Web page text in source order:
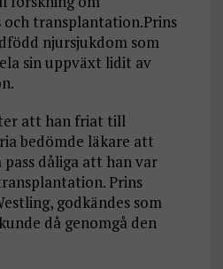
transplantation.Prins
njursjukdom som
sin uppväxt lidit av
att han friat till
bedömde läkare att
dåliga att han var
Prins
godkändes som
då genomgå den